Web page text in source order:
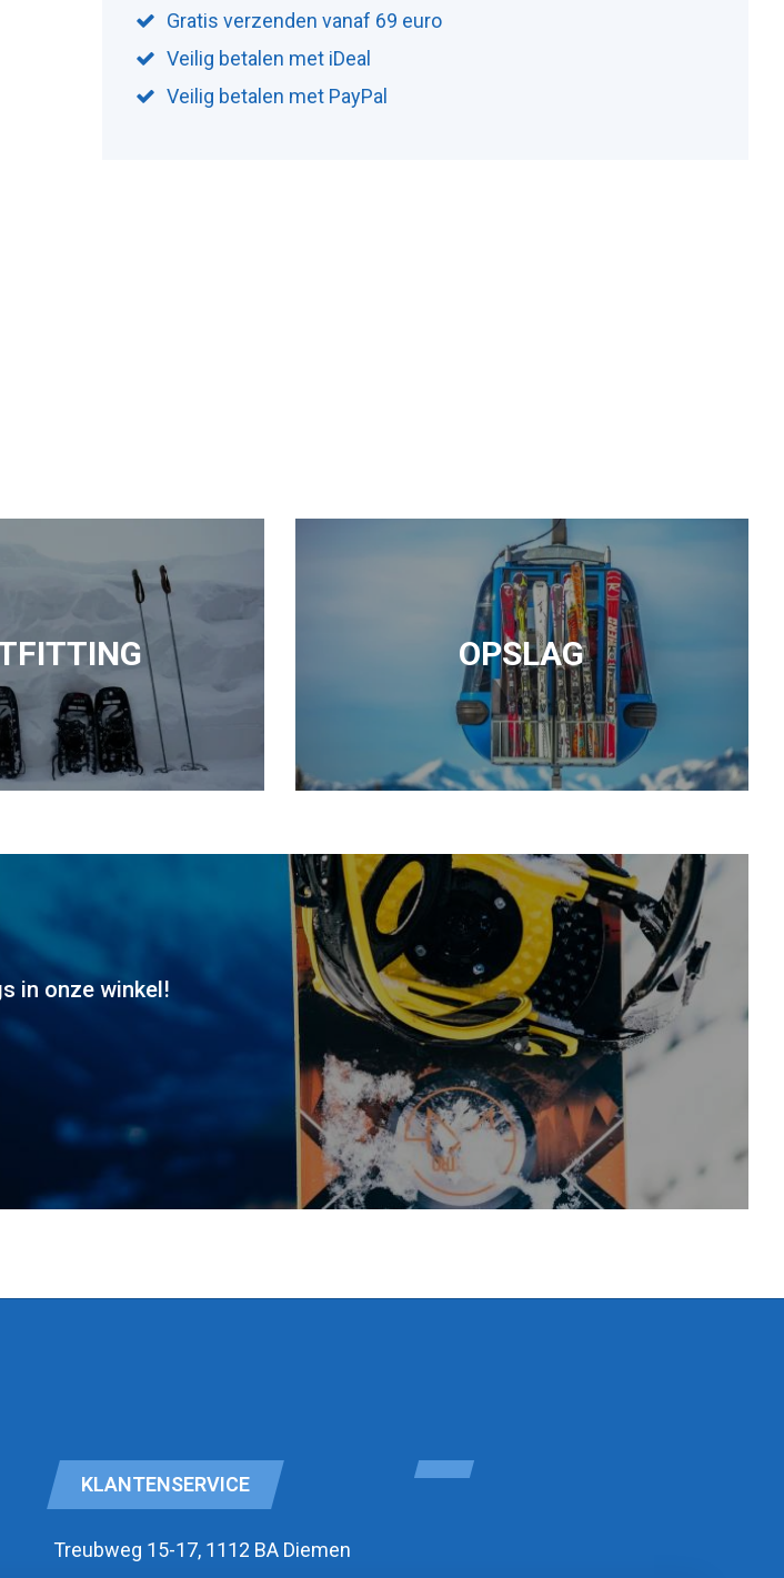
Gratis verzenden vanaf 69 euro
Veilig betalen met iDeal
Veilig betalen met PayPal
OPSLAG
in onze winkel!
KLANTENSERVICE
Treubweg 15-17, 1112 BA Diemen